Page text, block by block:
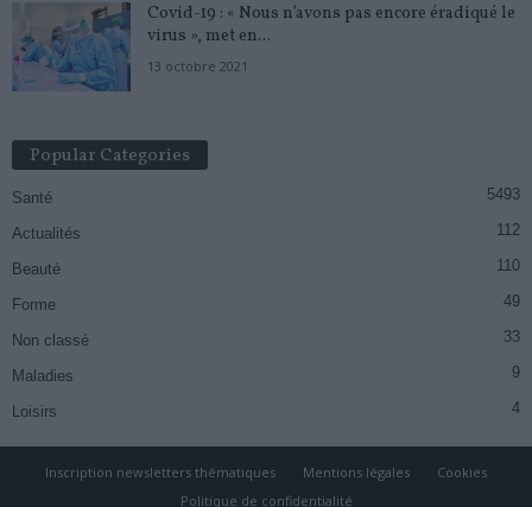
Covid-19 : « Nous n’avons pas encore éradiqué le
virus », met en...
13 octobre 2021
Popular Categories
Santé 5493
Actualités 112
Beauté 110
Forme 49
Non classé 33
Maladies 9
Loisirs 4
Inscription newsletters thématiques Mentions légales
Cookies
Politique de confidentialité